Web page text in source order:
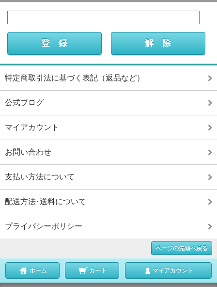
特定商取引法に基づく表記（返品など）
公式ブログ
マイアカウント
お問い合わせ
支払い方法について
配送方法･送料について
プライバシーポリシー
ページの先頭へ戻る
ホーム カート マイアカウント